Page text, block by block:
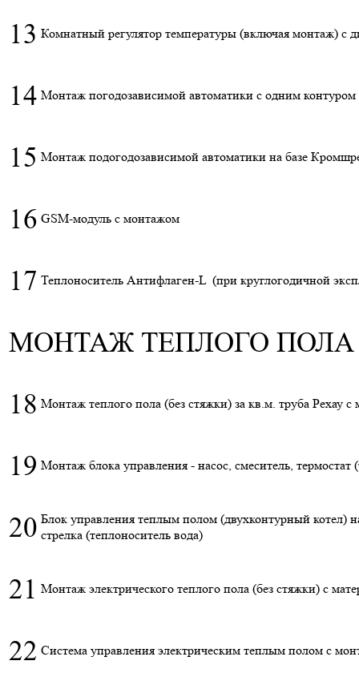
13 Комнатный регулятор температуры (включая монтаж) с
14 Монтаж погодозависимой автоматики с одним контуром
15 Монтаж подогодозависимой автоматики на базе
16 GSM-модуль с монтажом
17 Теплоноситель Антифлаген-L (при круглогодичной
МОНТАЖ ТЕПЛОГО ПОЛА
18 Монтаж теплого пола (без стяжки) за кв.м. труба Рехау
19 Монтаж блока управления - насос, смеситель, термостат
20 Блок управления теплым полом (двухконтурный котел)
стрелка (теплоноситель вода)
21 Монтаж электрического теплого пола (без стяжки) с
22 Система управления электрическим теплым полом с